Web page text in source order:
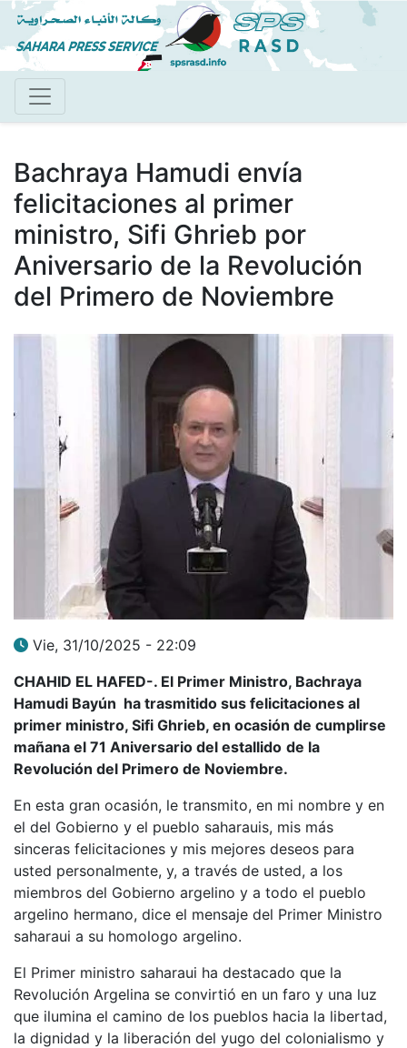
Pasar
al
contenido
Bachraya Hamudi envía
felicitaciones al primer
ministro, Sifi Ghrieb por
Aniversario de la Revolución
del Primero de Noviembre
Vie, 31/10/2025 - 22:09
CHAHID EL HAFED-. El Primer Ministro, Bachraya
Hamudi Bayún ha trasmitido sus felicitaciones al
primer ministro, Sifi Ghrieb, en ocasión de cumplirse
mañana el 71 Aniversario del estallido de la
Revolución del Primero de Noviembre.
En esta gran ocasión, le transmito, en mi nombre y en
el del Gobierno y el pueblo saharauis, mis más
sinceras felicitaciones y mis mejores deseos para
usted personalmente, y, a través de usted, a los
miembros del Gobierno argelino y a todo el pueblo
argelino hermano, dice el mensaje del Primer Ministro
saharaui a su homologo argelino.
El Primer ministro saharaui ha destacado que la
Revolución Argelina se convirtió en un faro y una luz
que ilumina el camino de los pueblos hacia la libertad,
la dignidad y la liberación del yugo del colonialismo y